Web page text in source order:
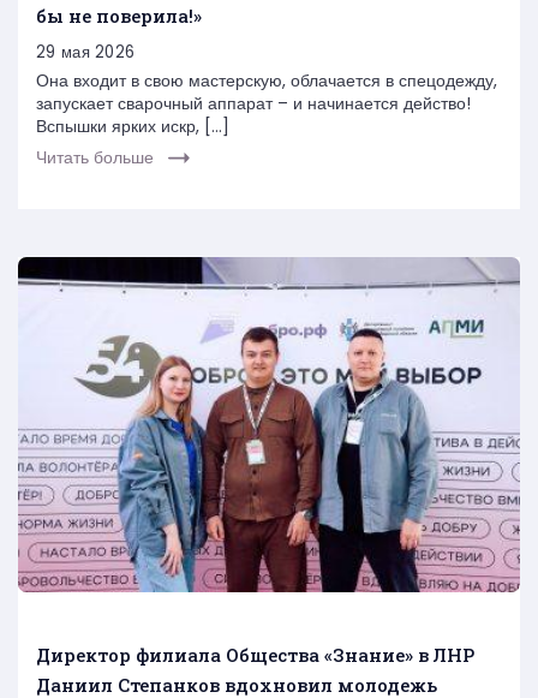
бы не поверила!»
29 мая 2026
Она входит в свою мастерскую, облачается в спецодежду,
запускает сварочный аппарат – и начинается действо!
Вспышки ярких искр, […]
Читать больше
Директор филиала Общества «Знание» в ЛНР
Даниил Степанков вдохновил молодежь